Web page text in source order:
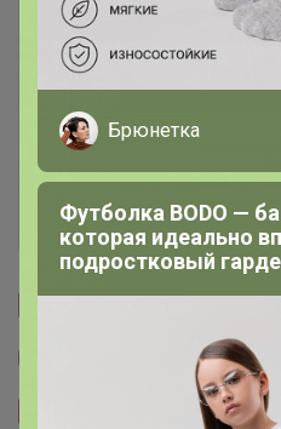
Описание
Условия участия
Ключевые даты
История проведённых
Другие СП
Брюнетка
Футболка BODO —
которая идеально
подростковый